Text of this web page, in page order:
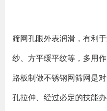
筛网孔眼外表润滑，有利
纱、方平缓平纹等，多用
路板制做不锈钢网筛网是
孔拉伸、经过必定的技能